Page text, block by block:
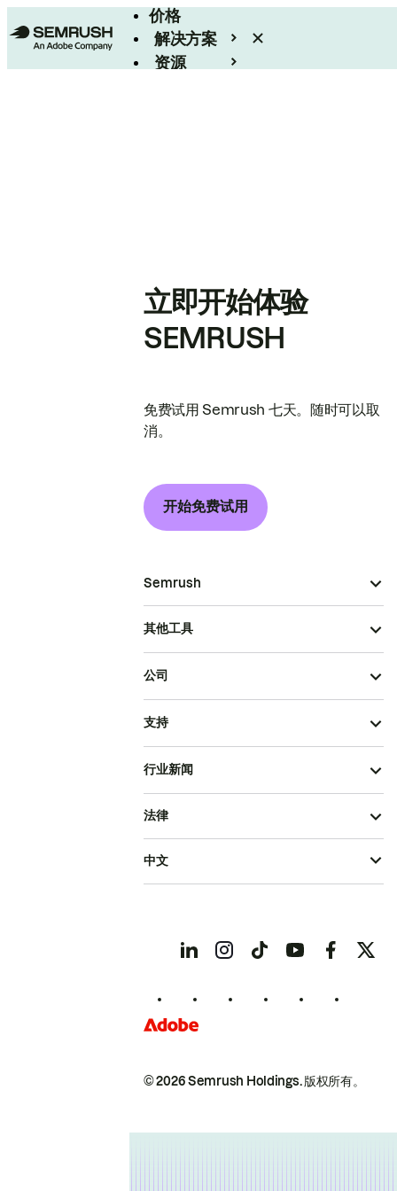
价格
解决方案
资源
立即开始体验
SEMRUSH
免费试用 Semrush 七天。随时可以取
消。
开始免费试用
Semrush
其他工具
公司
支持
行业新闻
© 2026 Semrush Holdings.版权所有。
法律
中文